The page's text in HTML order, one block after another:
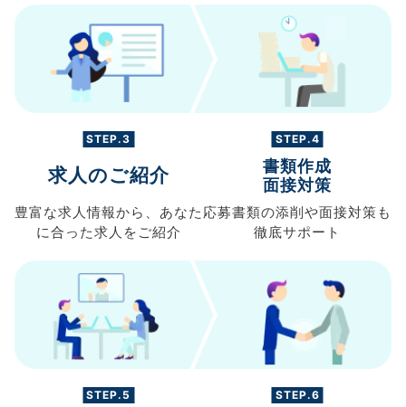
STEP.3
求人のご紹介
豊富な求人情報から、 あなた
に合った求人を ご紹介
STEP.4
書類作成
面接対策
応募書類の添削や面接対策も
徹底サポート
STEP.5 STEP.6